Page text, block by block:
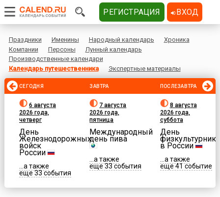
Праздники Именины Народный календарь
Хроника
Компании
Персоны
Лунный календарь
Производственные календари
Календарь путешественника
Экспертные материалы
СЕГОДНЯ
6 августа
2026 года,
четверг
День
Железнодорожных
войск
России
...а также
еще 33 события
ЗАВТРА
7 августа
2026 года,
пятница
Международный
день пива
...а также
еще 33 события
ПОСЛЕЗАВТРА
8 августа
2026 года,
суббота
День
физкультурника
в России
...а также
еще 41 событие
РЕГИСТРАЦИЯ ВХОД